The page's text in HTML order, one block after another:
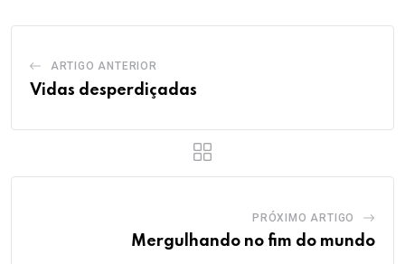
ARTIGO ANTERIOR
Vidas desperdiçadas
PRÓXIMO ARTIGO
Mergulhando no fim do mundo